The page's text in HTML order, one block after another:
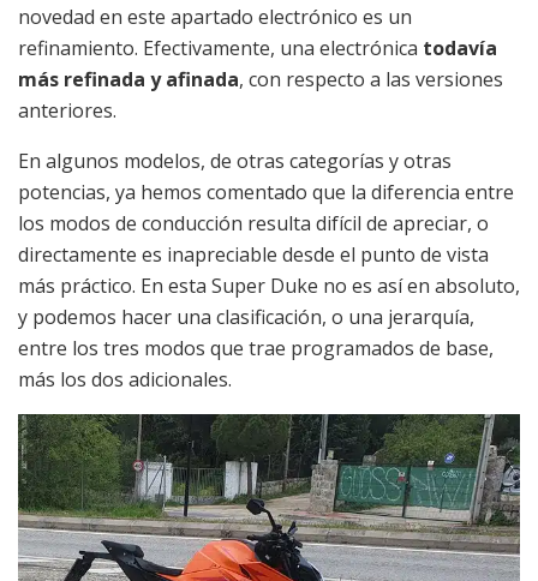
novedad en este apartado electrónico es un
refinamiento. Efectivamente, una electrónica todavía
más refinada y afinada, con respecto a las versiones
anteriores.
En algunos modelos, de otras categorías y otras
potencias, ya hemos comentado que la diferencia entre
los modos de conducción resulta difícil de apreciar, o
directamente es inapreciable desde el punto de vista
más práctico. En esta Super Duke no es así en absoluto,
y podemos hacer una clasificación, o una jerarquía,
entre los tres modos que trae programados de base,
más los dos adicionales.